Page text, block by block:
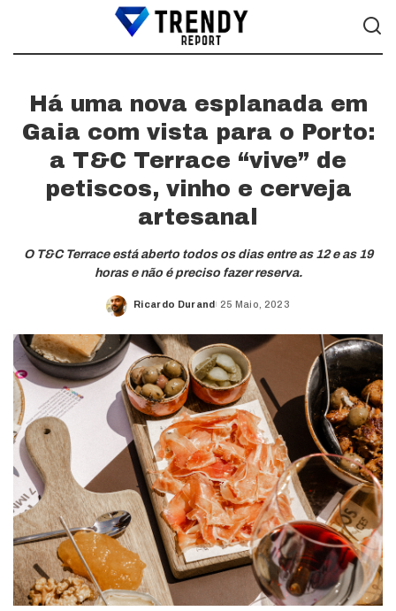
Há uma nova esplanada em
Gaia com vista para o Porto:
a T&C Terrace “vive” de
petiscos, vinho e cerveja
artesanal
O T&C Terrace está aberto todos os dias entre as 12 e as 19
horas e não é preciso fazer reserva.
Posted
Ricardo Durand 25 Maio, 2023